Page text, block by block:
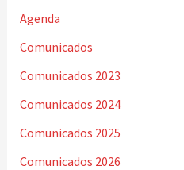
Agenda
Comunicados
Comunicados 2023
Comunicados 2024
Comunicados 2025
Comunicados 2026